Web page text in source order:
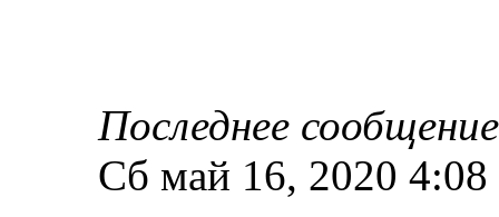
Последнее
Сб май 16, 2020 4:08